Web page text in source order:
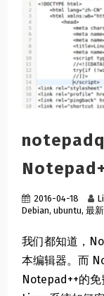
2016-04-18
Debian,ubuntu,最
我们都知道，
本编辑器。而
Notepad++的